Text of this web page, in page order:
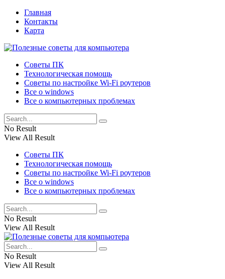
Главная
Контакты
Карта
Советы ПК
Технологическая помощь
Советы по настройке Wi-Fi роутеров
Все о windows
Все о компьютерных проблемах
No Result
View All Result
Советы ПК
Технологическая помощь
Советы по настройке Wi-Fi роутеров
Все о windows
Все о компьютерных проблемах
No Result
View All Result
No Result
View All Result